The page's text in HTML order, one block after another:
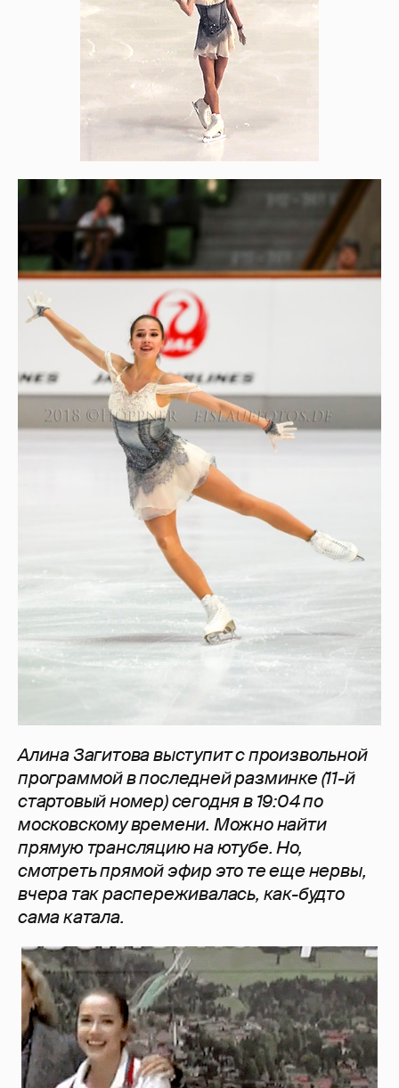
Алина Загитова выступит с произвольной
программой в последней разминке (11-й
стартовый номер) сегодня в 19:04 по
московскому времени. Можно найти
прямую трансляцию на ютубе. Но,
смотреть прямой эфир это те еще нервы,
вчера так распереживалась, как-будто
сама катала.